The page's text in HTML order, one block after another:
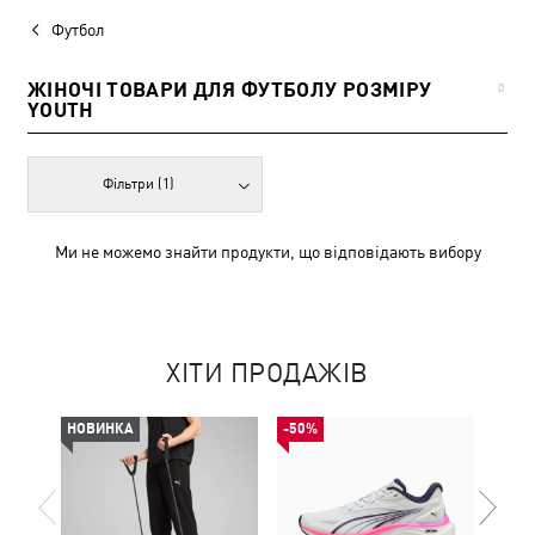
Футбол
ЖІНОЧІ ТОВАРИ ДЛЯ ФУТБОЛУ РОЗМІРУ
YOUTH
0
Фільтри (1)
Ми не можемо знайти продукти, що відповідають вибору
ХІТИ ПРОДАЖІВ
НОВИНКА -50%